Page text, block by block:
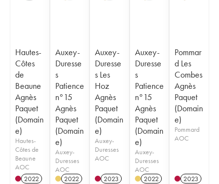
Hautes-
Côtes
de
Beaune
Agnès
Paquet
(Domain
e)
Hautes-
Côtes de
Beaune
AOC
2022
Auxey-
Duresse
s
Patience
n°15
Agnès
Paquet
(Domain
e)
Auxey-
Duresses
AOC
2022
Auxey-
Duresse
s Les
Hoz
Agnès
Paquet
(Domain
e)
Auxey-
Duresses
AOC
2023
Auxey-
Duresse
s
Patience
n°15
Agnès
Paquet
(Domain
e)
Auxey-
Duresses
AOC
2022
Pommar
d Les
Combes
Agnès
Paquet
(Domain
e)
Pommard
AOC
2023